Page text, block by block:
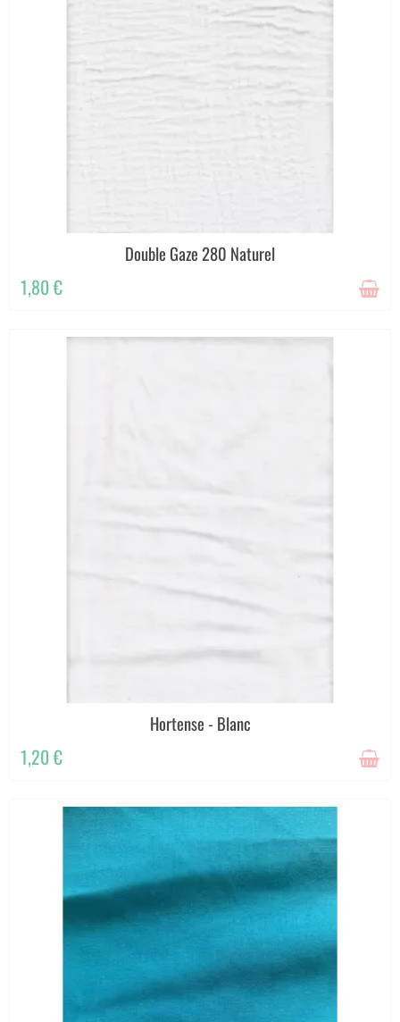
Double Gaze 280 Naturel
1,80 €
Hortense - Blanc
1,20 €